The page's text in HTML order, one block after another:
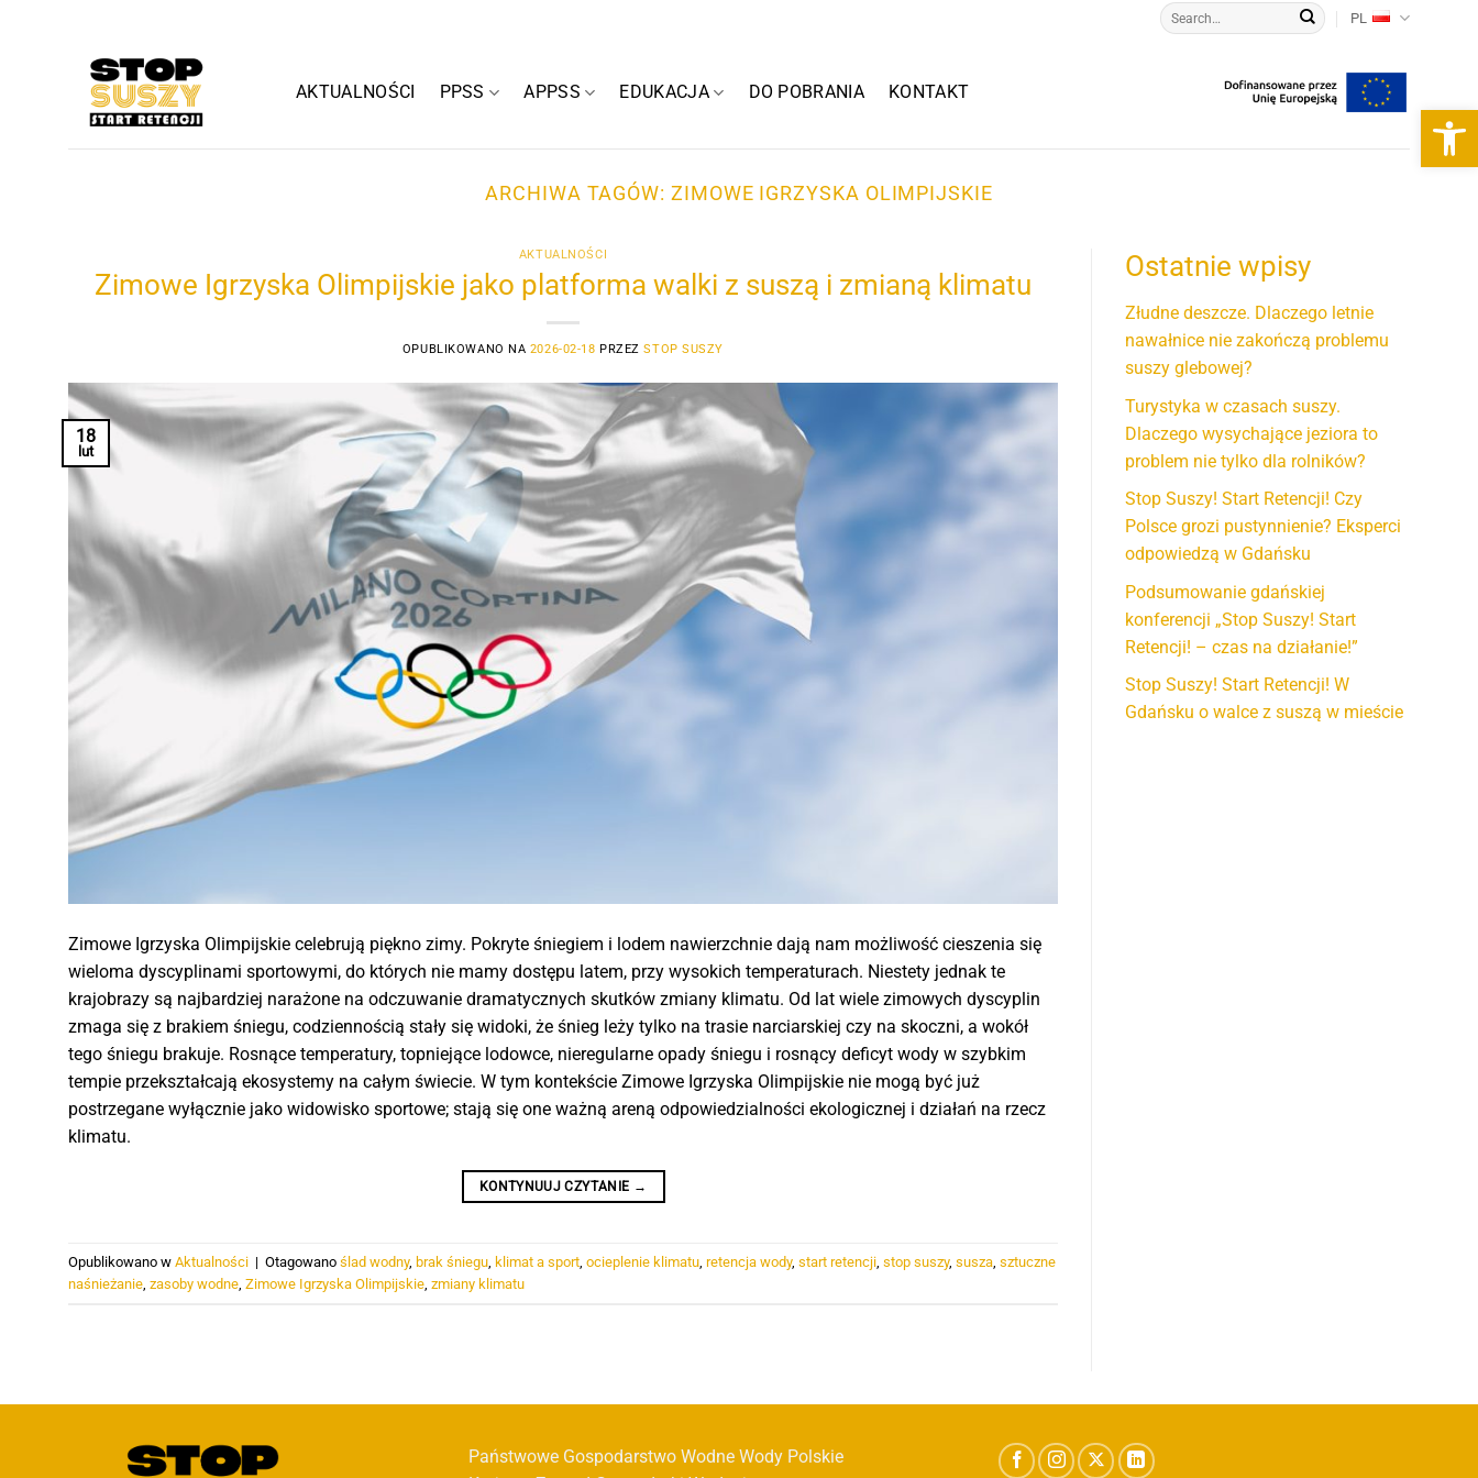
PL
AKTUALNOŚCI PPSS APPSS EDUKACJA DO POBRANIA KONTAKT
ARCHIWA TAGÓW: ZIMOWE IGRZYSKA OLIMPIJSKIE
AKTUALNOŚCI
Zimowe Igrzyska Olimpijskie jako platforma walki z suszą i zmianą klimatu
OPUBLIKOWANO NA 2026-02-18 PRZEZSTOP SUSZY
18
lut
Zimowe Igrzyska Olimpijskie celebrują piękno zimy. Pokryte śniegiem i lodem nawierzchnie dają nam możliwość cieszenia się
wieloma dyscyplinami sportowymi, do których nie mamy dostępu latem, przy wysokich temperaturach. Niestety jednak te
krajobrazy są najbardziej narażone na odczuwanie dramatycznych skutków zmiany klimatu. Od lat wiele zimowych dyscyplin
zmaga się z brakiem śniegu, codziennością stały się widoki, że śnieg leży tylko na trasie narciarskiej czy na skoczni, a wokół
tego śniegu brakuje. Rosnące temperatury, topniejące lodowce, nieregularne opady śniegu i rosnący deficyt wody w szybkim
tempie przekształcają ekosystemy na całym świecie. W tym kontekście Zimowe Igrzyska Olimpijskie nie mogą być już
postrzegane wyłącznie jako widowisko sportowe; stają się one ważną areną odpowiedzialności ekologicznej i działań na rzecz
klimatu.
KONTYNUUJ CZYTANIE →
Opublikowano w Aktualności | Otagowano ślad wodny, brak śniegu klimat a sport ocieplenie klimatu retencja wody, start retencji stop suszy, susza sztuczne
naśnieżanie zasoby wodne Zimowe Igrzyska Olimpijskie zmiany klimatu
Ostatnie wpisy
Złudne deszcze. Dlaczego letnie
nawałnice nie zakończą problemu
suszy glebowej?
Turystyka w czasach suszy.
Dlaczego wysychające jeziora to
problem nie tylko dla rolników?
Stop Suszy! Start Retencji! Czy
Polsce grozi pustynnienie? Eksperci
odpowiedzą w Gdańsku
Podsumowanie gdańskiej
konferencji „Stop Suszy! Start
Retencji! – czas na działanie!”
Stop Suszy! Start Retencji! W
Gdańsku o walce z suszą w mieście
Państwowe Gospodarstwo Wodne Wody Polskie